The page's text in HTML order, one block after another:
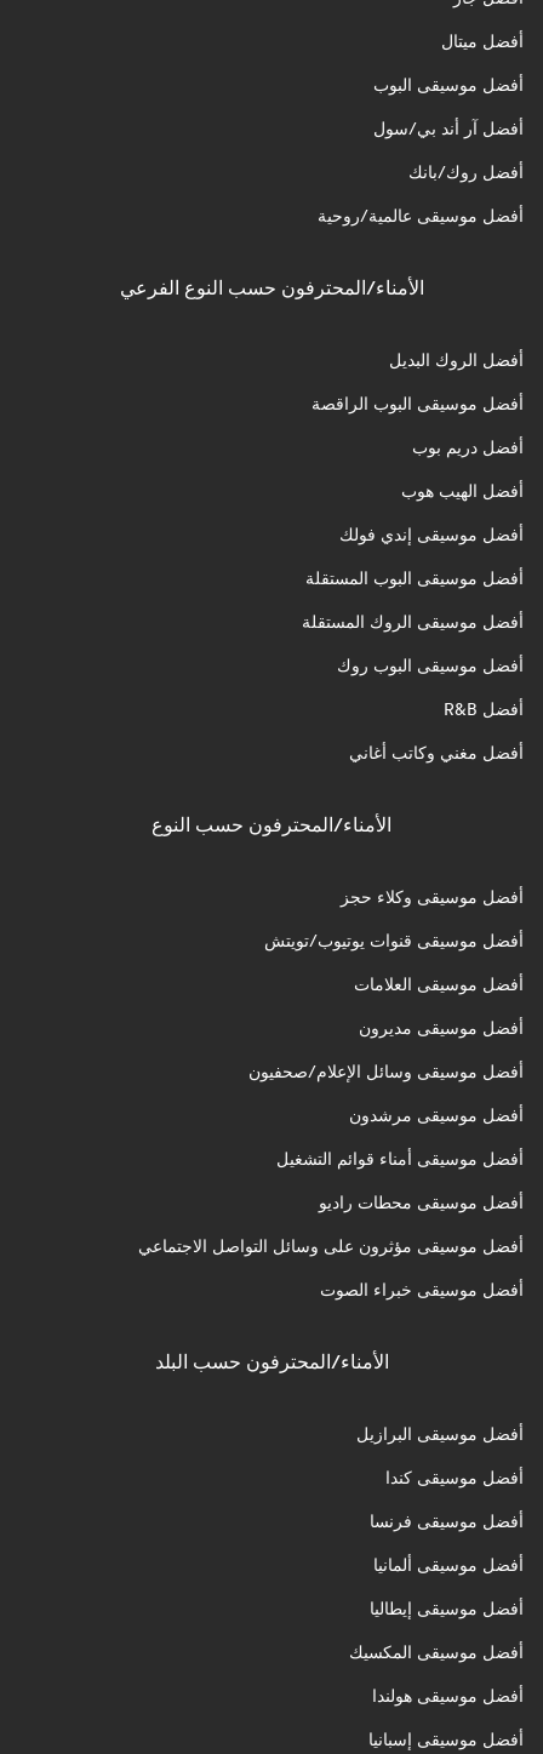
أفضل ميتال
أفضل موسيقى البوب
أفضل آر أند بي/سول
أفضل روك/بانك
أفضل موسيقى عالمية/روحية
الأمناء/المحترفون حسب النوع الفرعي
أفضل الروك البديل
أفضل موسيقى البوب الراقصة
أفضل دريم بوب
أفضل الهيب هوب
أفضل موسيقى إندي فولك
أفضل موسيقى البوب المستقلة
أفضل موسيقى الروك المستقلة
أفضل موسيقى البوب روك
أفضل R&B
أفضل مغني وكاتب أغاني
الأمناء/المحترفون حسب النوع
أفضل موسيقى وكلاء حجز
أفضل موسيقى قنوات يوتيوب/تويتش
أفضل موسيقى العلامات
أفضل موسيقى مديرون
أفضل موسيقى وسائل الإعلام/صحفيون
أفضل موسيقى مرشدون
أفضل موسيقى أمناء قوائم التشغيل
أفضل موسيقى محطات راديو
أفضل موسيقى مؤثرون على وسائل التواصل الاجتماعي
أفضل موسيقى خبراء الصوت
الأمناء/المحترفون حسب البلد
أفضل موسيقى البرازيل
أفضل موسيقى كندا
أفضل موسيقى فرنسا
أفضل موسيقى ألمانيا
أفضل موسيقى إيطاليا
أفضل موسيقى المكسيك
أفضل موسيقى هولندا
أفضل موسيقى إسبانيا